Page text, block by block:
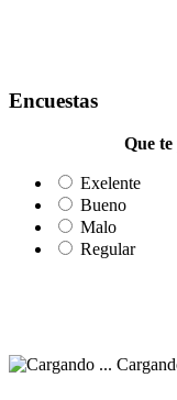
Encuestas
Que
Exelente
Bueno
Malo
Regular